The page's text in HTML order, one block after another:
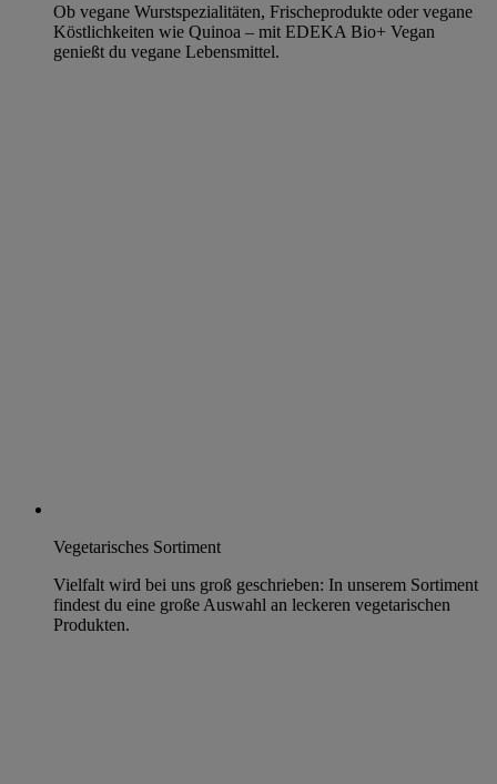
Ob vegane Wurstspezialitäten, Frischeprodukte oder vegane
Köstlichkeiten wie Quinoa – mit EDEKA Bio+ Vegan
genießt du vegane Lebensmittel.
Vegetarisches Sortiment
Vielfalt wird bei uns groß geschrieben: In unserem Sortiment
findest du eine große Auswahl an leckeren vegetarischen
Produkten.